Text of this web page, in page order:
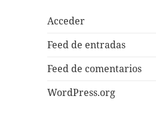
Acceder
Feed de entradas
Feed de comentarios
WordPress.org